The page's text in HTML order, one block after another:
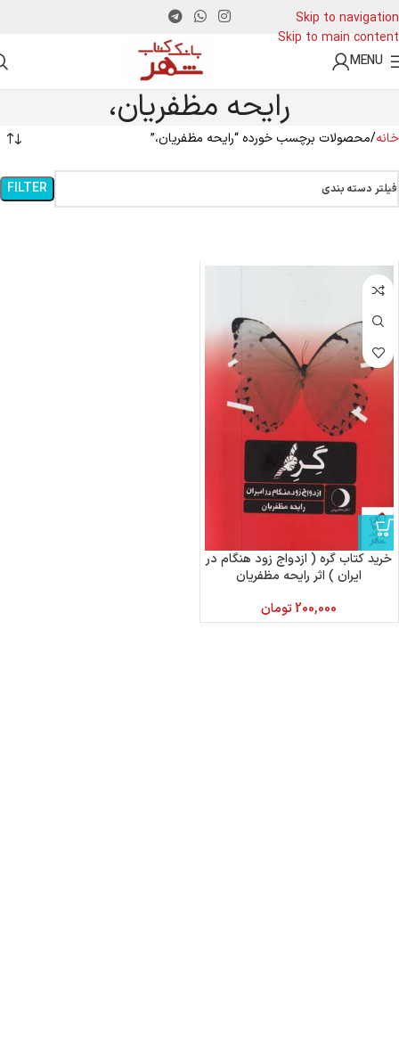
Skip to navigation
Skip to main content
MENU
رایحه مظفریان،
خانه محصولات برچسب خورده “رایحه مظفریان،”
فیلتر دسته بندی FILTER
خرید کتاب گره ( ازدواج زود هنگام در
ایران ) اثر رایحه مظفریان
200,000تومان